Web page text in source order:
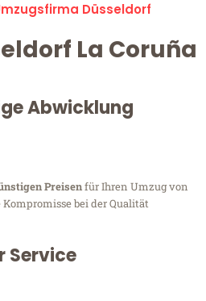
Düsseldorf
La Coruña
Abwicklung
Preisenfür Ihren Umzug von
bei der Qualität
Service